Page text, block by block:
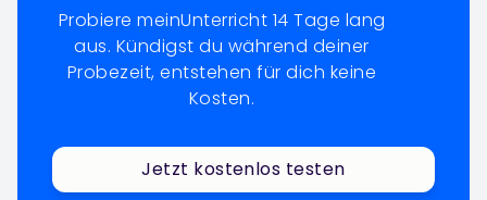
Probiere meinUnterricht 14 Tage lang
aus. Kündigst du während deiner
Probezeit, entstehen für dich keine
Kosten.
Jetzt kostenlos testen